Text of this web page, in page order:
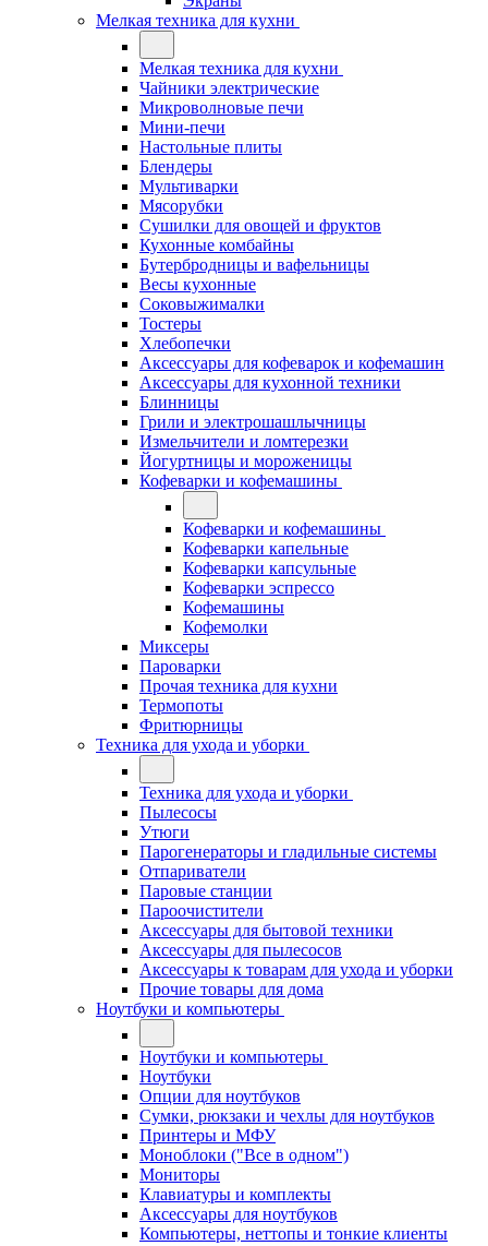
Мелкая техника для кухни
Мелкая техника для кухни
Чайники электрические
Микроволновые печи
Мини-печи
Настольные плиты
Блендеры
Мультиварки
Мясорубки
Сушилки для овощей и фруктов
Кухонные комбайны
Бутербродницы и вафельницы
Весы кухонные
Соковыжималки
Тостеры
Хлебопечки
Аксессуары для кофеварок и кофемашин
Аксессуары для кухонной техники
Блинницы
Грили и электрошашлычницы
Измельчители и ломтерезки
Йогуртницы и мороженицы
Кофеварки и кофемашины
Кофеварки и кофемашины
Кофеварки капельные
Кофеварки капсульные
Кофеварки эспрессо
Кофемашины
Кофемолки
Миксеры
Пароварки
Прочая техника для кухни
Термопоты
Фритюрницы
Техника для ухода и уборки
Техника для ухода и уборки
Пылесосы
Утюги
Парогенераторы и гладильные системы
Отпариватели
Паровые станции
Пароочистители
Аксессуары для бытовой техники
Аксессуары для пылесосов
Аксессуары к товарам для ухода и уборки
Прочие товары для дома
Ноутбуки и компьютеры
Ноутбуки и компьютеры
Ноутбуки
Опции для ноутбуков
Сумки, рюкзаки и чехлы для ноутбуков
Принтеры и МФУ
Моноблоки ("Все в одном")
Мониторы
Клавиатуры и комплекты
Аксессуары для ноутбуков
Компьютеры, неттопы и тонкие клиенты